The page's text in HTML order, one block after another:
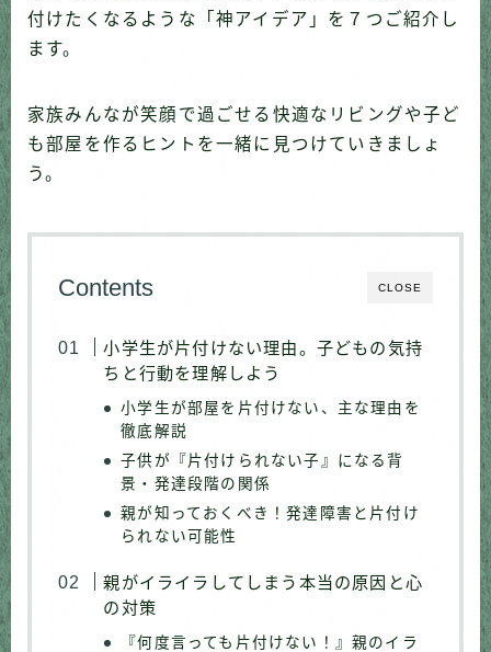
付けたくなるような「神アイデア」を７つご紹介し
ます。
家族みんなが笑顔で過ごせる快適なリビングや子ど
も部屋を作るヒントを一緒に見つけていきましょ
う。
CLOSE
Contents
小学生が片付けない理由。子どもの気持
ちと行動を理解しよう
小学生が部屋を片付けない、主な理由を
徹底解説
子供が『片付けられない子』になる背
景・発達段階の関係
親が知っておくべき！発達障害と片付け
られない可能性
親がイライラしてしまう本当の原因と心
の対策
『何度言っても片付けない！』親のイラ